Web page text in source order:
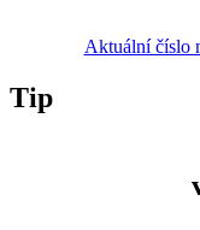
Aktuální číslo
Tip